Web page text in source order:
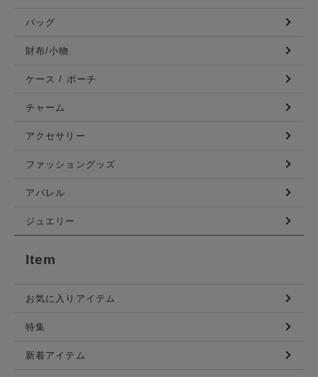
バッグ
財布/小物
ケース / ポーチ
チャーム
アクセサリー
ファッショングッズ
アパレル
ジュエリー
Item
お気に入りアイテム
特集
新着アイテム